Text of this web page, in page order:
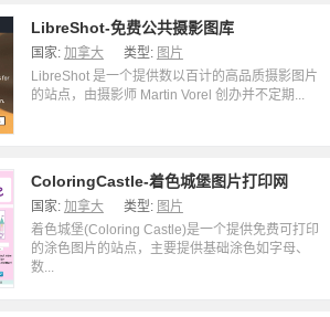
LibreShot-免费公共摄影图库
国家: 加拿大 类型: 图片
LibreShot 是一个提供数以百计的高品质摄影图片
的站点，由摄影师 Martin Vorel 创办并不定期...
ColoringCastle-着色城堡图片打印网
国家: 加拿大 类型: 图片
着色城堡(Coloring Castle)是一个提供免费可打印
的涂色图片的站点，主要提供基础涂色如字母、
数...